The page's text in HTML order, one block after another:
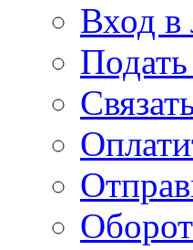
Вход в